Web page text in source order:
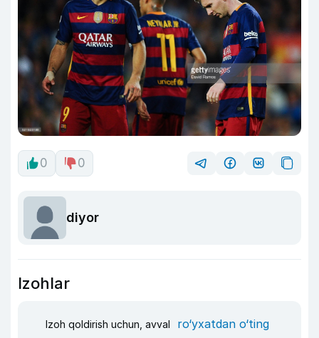
0 0
diyor
Izohlar
Izoh qoldirish uchun, avval ro‘yxatdan o‘ting